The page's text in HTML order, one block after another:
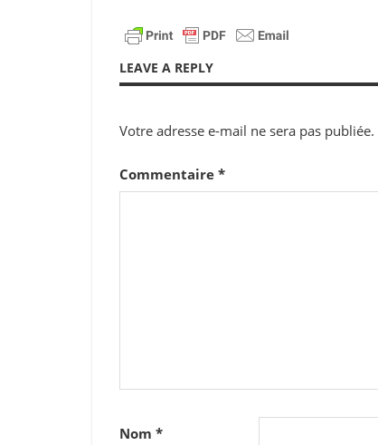
LEAVE A REPLY
Votre adresse e-mail ne sera pas publiée.
Commentaire *
Nom *